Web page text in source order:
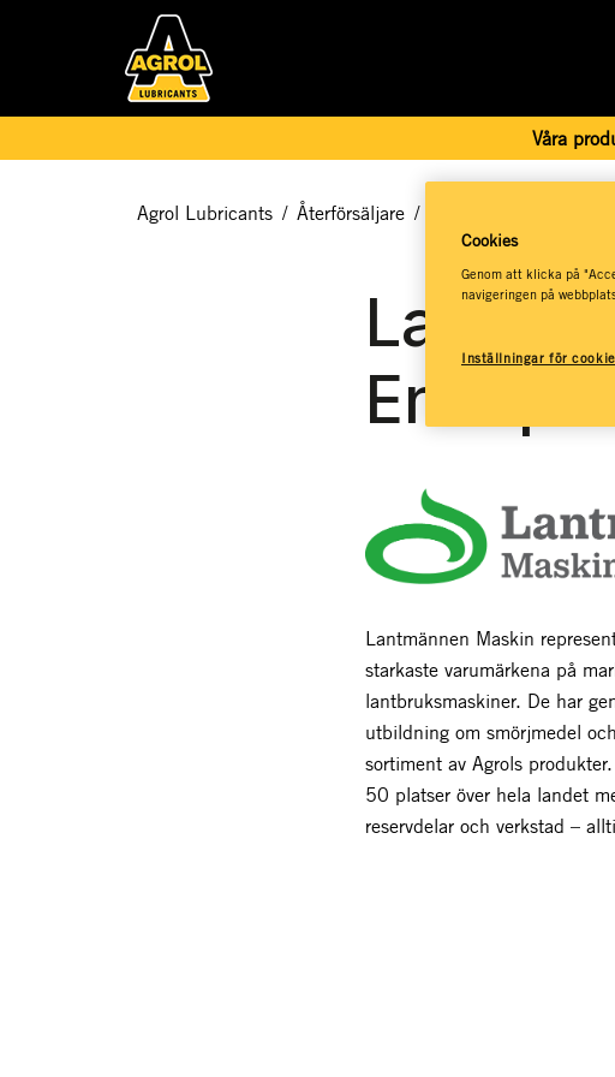
Våra
Agrol Lubricants / Återförsäljare /
Enköping
Lantmännen Maskin
starkaste varumärkena på
lantbruksmaskiner. De har
utbildning om smörjmedel
sortiment av Agrols
50 platser över hela landet
reservdelar och verkstad –
Cookies
Genom att klicka på
navigeringen på
Inställningar för